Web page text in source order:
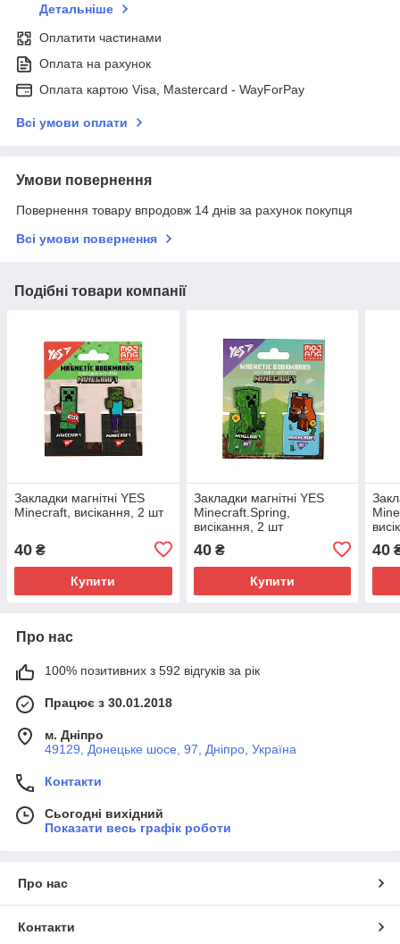
Детальніше
Оплатити частинами
Оплата на рахунок
Оплата картою Visa, Mastercard - WayForPay
Всі умови оплати
Умови повернення
Повернення товару впродовж 14 днів за рахунок покупця
Всі умови повернення
Подібні товари компанії
Закладки магнітні YES
Minecraft, висікання, 2 шт
40 ₴
Купити
Закладки магнітні YES
Minecraft.Spring,
висікання, 2 шт
40₴
Купити
40
Про нас
100% позитивних з 592 відгуків за рік
Працює з 30.01.2018
м. Дніпро
49129, Донецьке шосе, 97, Дніпро, Україна
Контакти
Сьогодні вихідний
Показати весь графік роботи
Про нас
Контакти